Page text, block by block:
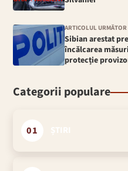
ARTICOLUL URMĂTOR
Sibian arestat
încălcarea
protecție
Categorii populare
01